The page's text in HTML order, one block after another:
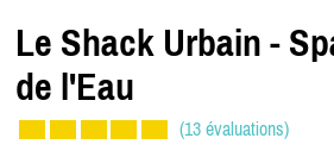
Le Shack Urbain -
de l'Eau
(13 évaluations)